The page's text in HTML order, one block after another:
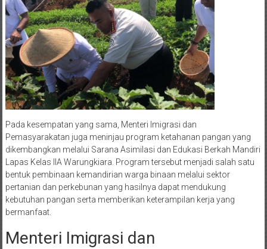
Pada kesempatan yang sama, Menteri Imigrasi dan
Pemasyarakatan juga meninjau program ketahanan pangan yang
dikembangkan melalui Sarana Asimilasi dan Edukasi Berkah Mandiri
Lapas Kelas IIA Warungkiara. Program tersebut menjadi salah satu
bentuk pembinaan kemandirian warga binaan melalui sektor
pertanian dan perkebunan yang hasilnya dapat mendukung
kebutuhan pangan serta memberikan keterampilan kerja yang
bermanfaat.
Menteri Imigrasi dan